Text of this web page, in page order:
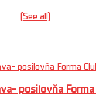
(See all)
posilovňa Forma